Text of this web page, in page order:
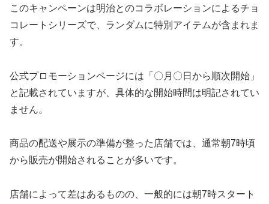
このキャンペーンは明治とのコラボレーションによるチョ
コレートシリーズで、ランダムに特別アイテムが含まれま
す。
公式プロモーションページには「〇月〇日から順次開始」
と記載されていますが、具体的な開始時間は明記されてい
ません。
商品の配送や展示の準備が整った店舗では、通常朝7時頃
から販売が開始されることが多いです。
店舗によって差はあるものの、一般的には朝7時スタート